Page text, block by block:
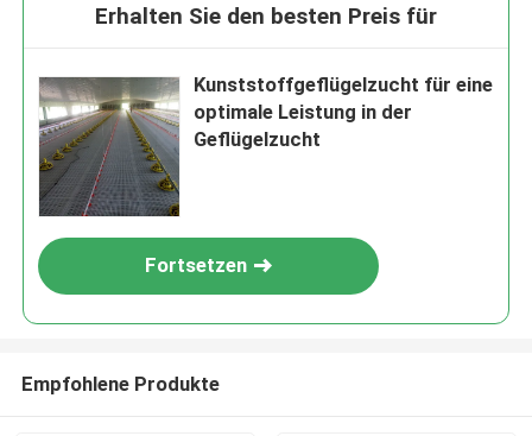
Erhalten Sie den besten Preis für
Kunststoffgeflügelzucht für eine
optimale Leistung in der
Geflügelzucht
Fortsetzen
Empfohlene Produkte